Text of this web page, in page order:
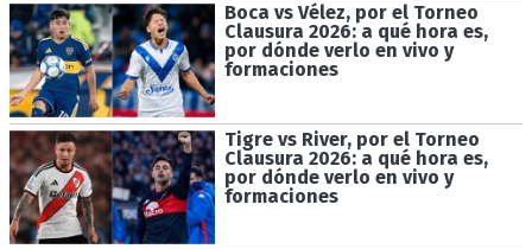
Boca vs Vélez, por el Torneo
Clausura 2026: a qué hora es,
por dónde verlo en vivo y
formaciones
Tigre vs River, por el Torneo
Clausura 2026: a qué hora es,
por dónde verlo en vivo y
formaciones